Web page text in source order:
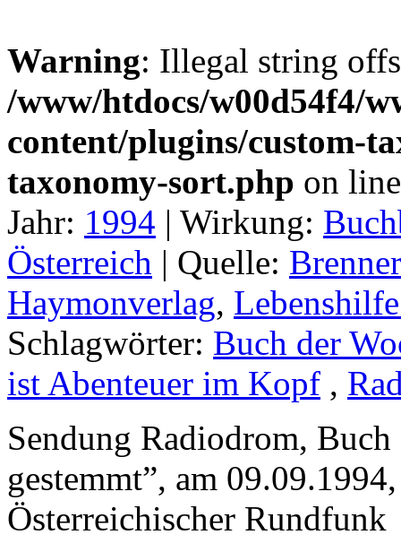
Warning: Illegal string
/www/htdocs/w00d54f4/
content/plugins/custom-
taxonomy-sort.php on
Jahr: 1994 | Wirkung:
Österreich | Quelle:
Haymonverlag,
Schlagwörter: Buch der
ist Abenteuer im Kopf ,
Sendung Radiodrom,
gestemmt”, am
Österreichischer Rundfunk